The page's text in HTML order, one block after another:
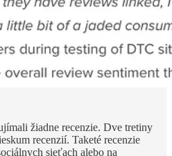
žiadne recenzie. Dve tretiny
recenzií. Taketé recenzie
sieťach alebo na